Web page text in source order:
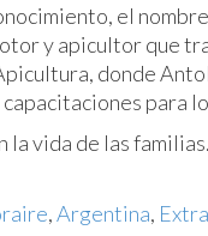
el
y apicultor que
donde
para
la vida de las familias.
,Argentina,